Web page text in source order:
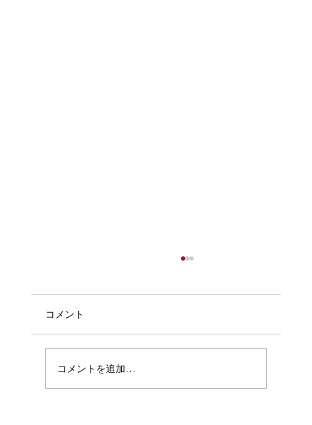
受水槽の定期点検が近づくと、管理会社の担当
者は水道法違反のリスクを意識します。特に
1010㎥を超える簡易専用水道を管理している場
合、年1回の点検で不適合を指摘されると、対
コメント
コメントを追加…